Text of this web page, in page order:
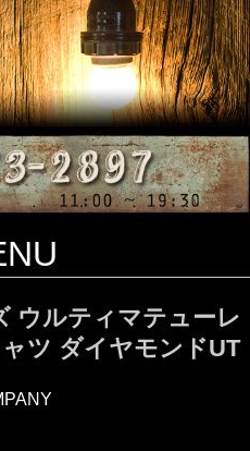
ウルティマテューレ
ツ ダイヤモンドUT